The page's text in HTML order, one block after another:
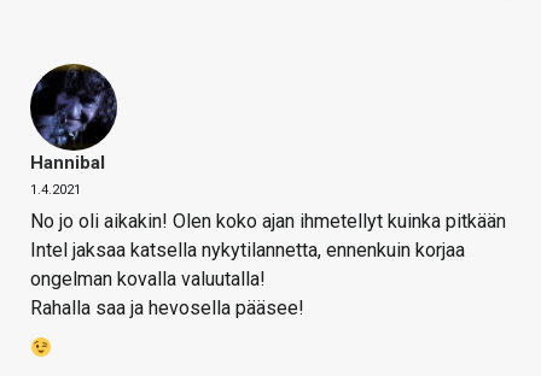
Hannibal
1.4.2021
No jo oli aikakin! Olen koko ajan ihmetellyt kuinka pitkään
Intel jaksaa katsella nykytilannetta, ennenkuin korjaa
ongelman kovalla valuutalla!
Rahalla saa ja hevosella pääsee!